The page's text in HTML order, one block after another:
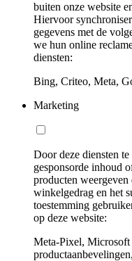
buiten onze website
Hiervoor
gegevens met de
we hun online
diensten:
Bing, Criteo, Meta,
Marketing
Door deze diensten
gesponsorde inhoud
producten
winkelgedrag en het
toestemming
op deze website:
Meta-Pixel,